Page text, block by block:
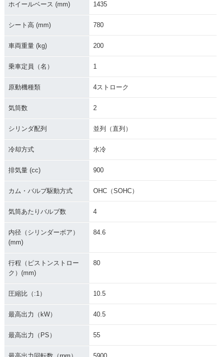
ホイールベース (mm) 1435
シート高 (mm) 780
車両重量 (kg) 200
乗車定員（名） 1
原動機種類 4ストローク
気筒数 2
シリンダ配列 並列（直列）
冷却方式 水冷
排気量 (cc) 900
カム・バルブ駆動方式 OHC（SOHC）
気筒あたりバルブ数 4
内径（シリンダーボア）
(mm)
84.6
行程（ピストンストロー
ク）(mm)
80
圧縮比（:1） 10.5
最高出力（kW） 40.5
最高出力（PS） 55